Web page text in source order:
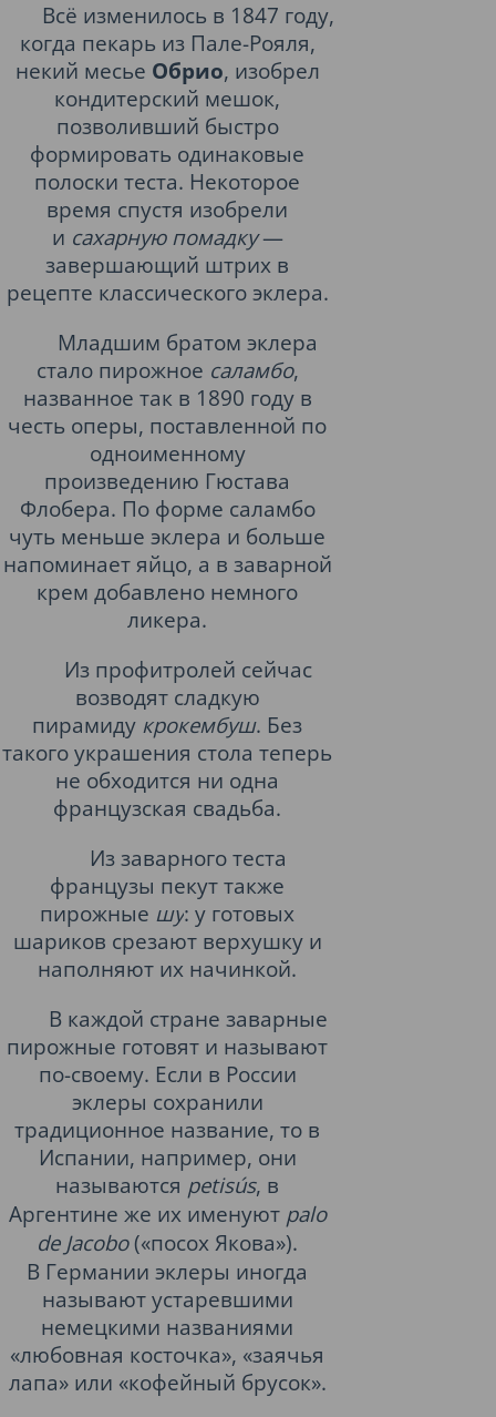
Всё изменилось в 1847 году,
когда пекарь из Пале-Рояля,
некий месье Обрио, изобрел
кондитерский мешок,
позволивший быстро
формировать одинаковые
полоски теста. Некоторое
время спустя изобрели
и сахарную помадку—
завершающий штрих в
рецепте классического эклера.
Младшим братом эклера
стало пирожное саламбо,
названное так в 1890 году в
честь оперы, поставленной по
одноименному
произведению Гюстава
Флобера. По форме саламбо
чуть меньше эклера и больше
напоминает яйцо, а в заварной
крем добавлено немного
ликера.
Из профитролей сейчас
возводят сладкую
пирамиду крокембуш. Без
такого украшения стола теперь
не обходится ни одна
французская свадьба.
Из заварного теста
французы пекут также
пирожные шу: у готовых
шариков срезают верхушку и
наполняют их начинкой.
В каждой стране заварные
пирожные готовят и называют
по-своему. Если в России
эклеры сохранили
традиционное название, то в
Испании, например, они
называются petisús, в
Аргентине же их именуют palo
de Jacobo («посох Якова»).
В Германии эклеры иногда
называют устаревшими
немецкими названиями
«любовная косточка», «заячья
лапа» или «кофейный брусок».